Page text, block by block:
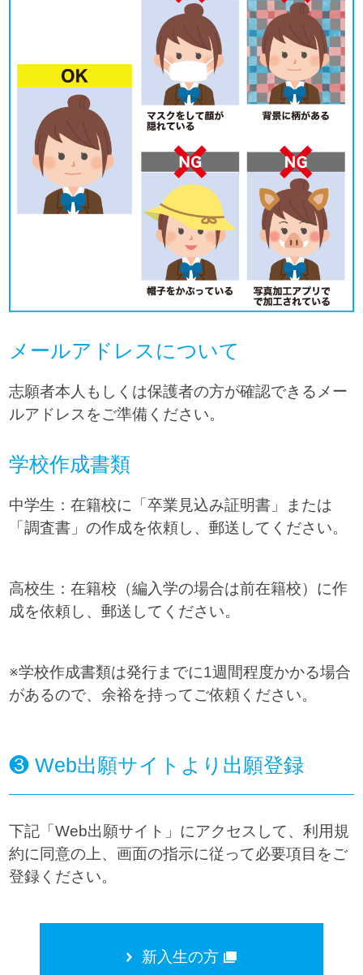
メールアドレスについて
志願者本人もしくは保護者の方が確認できるメー
ルアドレスをご準備ください。
学校作成書類
中学生：在籍校に「卒業見込み証明書」または
「調査書」の作成を依頼し、郵送してください。
高校生：在籍校（編入学の場合は前在籍校）に作
成を依頼し、郵送してください。
※学校作成書類は発行までに1週間程度かかる場合
があるので、余裕を持ってご依頼ください。
❸ Web出願サイトより出願登録
下記「Web出願サイト」にアクセスして、利用規
約に同意の上、画面の指示に従って必要項目をご
登録ください。
新入生の方